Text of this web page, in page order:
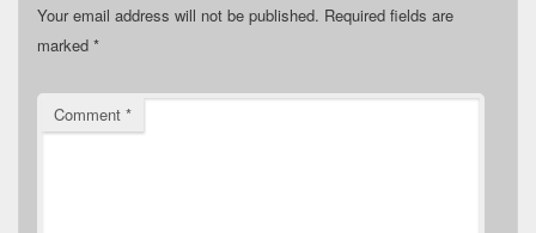
Your email address will not be published. Required fields are
marked *
Comment *